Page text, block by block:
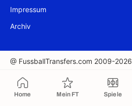
Home Mein FT Spiele
Impressum
Archiv
@ FussballTransfers.com 2009-2026
In die Zwischenablage kopiert